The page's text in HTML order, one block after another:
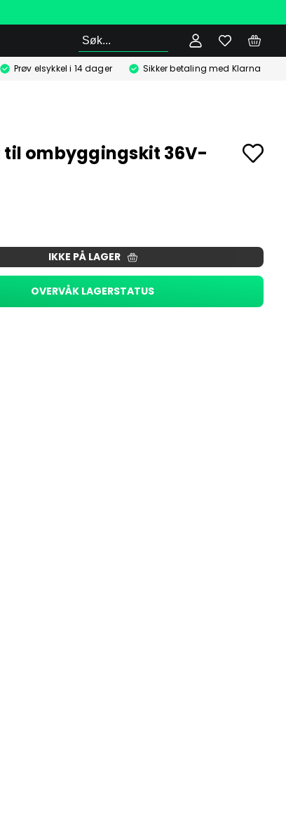
Søk
Prøv elsykkel i 14 dager Sikker betaling med Klarna
til ombyggingskit 36V-
IKKE PÅ LAGER
OVERVÅK LAGERSTATUS